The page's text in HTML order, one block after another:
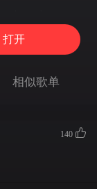
了
法
打开
相似歌单
140